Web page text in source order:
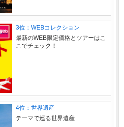
3位：WEBコレクション
最新のWEB限定価格とツアーはこ
こでチェック！
4位：世界遺産
テーマで巡る世界遺産